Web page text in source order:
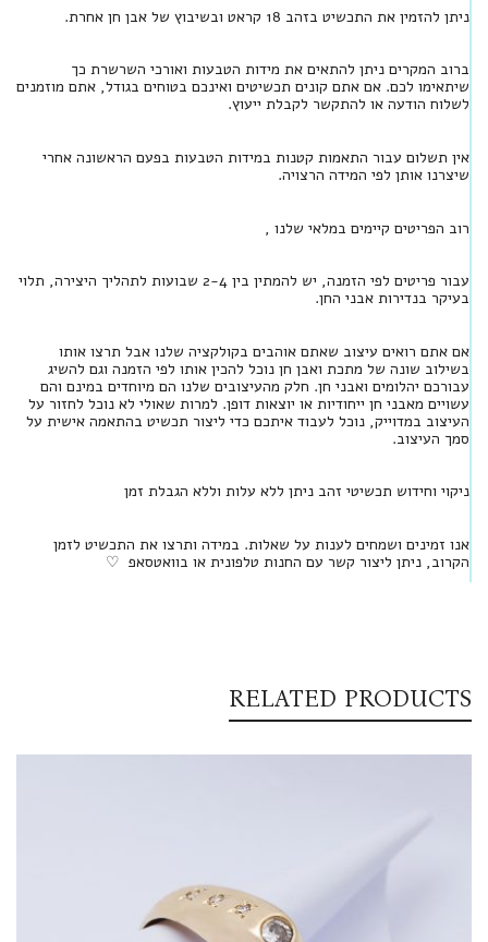
ניתן להזמין את התכשיט בזהב 18 קראט ובשיבוץ של אבן חן אחרת.
ברוב המקרים ניתן להתאים את מידות הטבעות ואורכי השרשרת כך
שיתאימו לכם. אם אתם קונים תכשיטים ואינכם בטוחים בגודל, אתם מוזמנים
לשלוח הודעה או להתקשר לקבלת ייעוץ.
אין תשלום עבור התאמות קטנות במידות הטבעות בפעם הראשונה אחרי
שיצרנו אותן לפי המידה הרצויה.
רוב הפריטים קיימים במלאי שלנו ,
עבור פריטים לפי הזמנה, יש להמתין בין 2-4 שבועות לתהליך היצירה, תלוי
בעיקר בנדירות אבני החן.
אם אתם רואים עיצוב שאתם אוהבים בקולקציה שלנו אבל תרצו אותו
בשילוב שונה של מתכת ואבן חן נוכל להכין אותו לפי הזמנה וגם להשיג
עבורכם יהלומים ואבני חן. חלק מהעיצובים שלנו הם מיוחדים במינם והם
עשויים מאבני חן ייחודיות או יוצאות דופן. למרות שאולי לא נוכל לחזור על
העיצוב במדוייק, נוכל לעבוד איתכם כדי ליצור תכשיט בהתאמה אישית על
סמך העיצוב.
ניקוי וחידוש תכשיטי זהב ניתן ללא עלות וללא הגבלת זמן
אנו זמינים ושמחים לענות על שאלות. במידה ותרצו את התכשיט לזמן
הקרוב, ניתן ליצור קשר עם החנות טלפונית או בוואטסאפ ♡
RELATED PRODUCTS